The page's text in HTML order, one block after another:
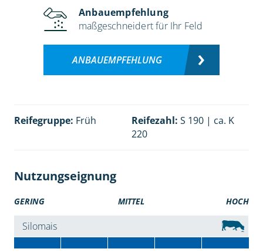
Anbauempfehlung
maßgeschneidert für Ihr Feld
ANBAUEMPFEHLUNG
Reifegruppe: Früh Reifezahl: S 190 | ca. K
220
Nutzungseignung
GERING MITTEL HOCH
Silomais